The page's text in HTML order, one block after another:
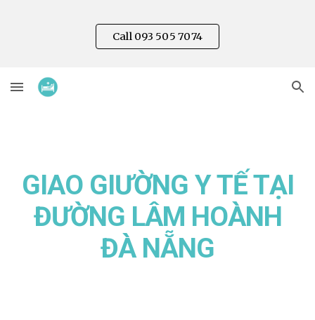
Skip to main content
Skip to navigation
Call 093 505 7074
GIAO GIƯỜNG Y TẾ TẠI
ĐƯỜNG LÂM HOÀNH
ĐÀ NẴNG